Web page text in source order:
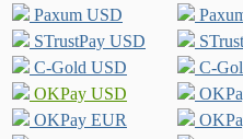
Paxum USD
STrustPay USD
C-Gold USD
C-
OKPay USD
OKPay EUR